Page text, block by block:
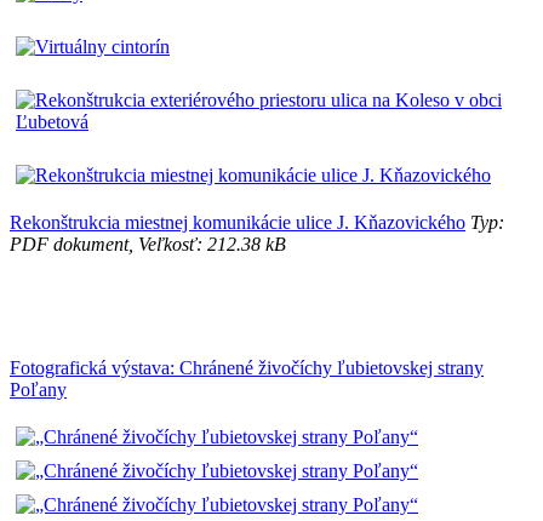
Rekonštrukcia miestnej komunikácie ulice J. Kňazovického Typ:
PDF dokument, Veľkosť: 212.38 kB
Fotografická výstava: Chránené živočíchy ľubietovskej strany
Poľany